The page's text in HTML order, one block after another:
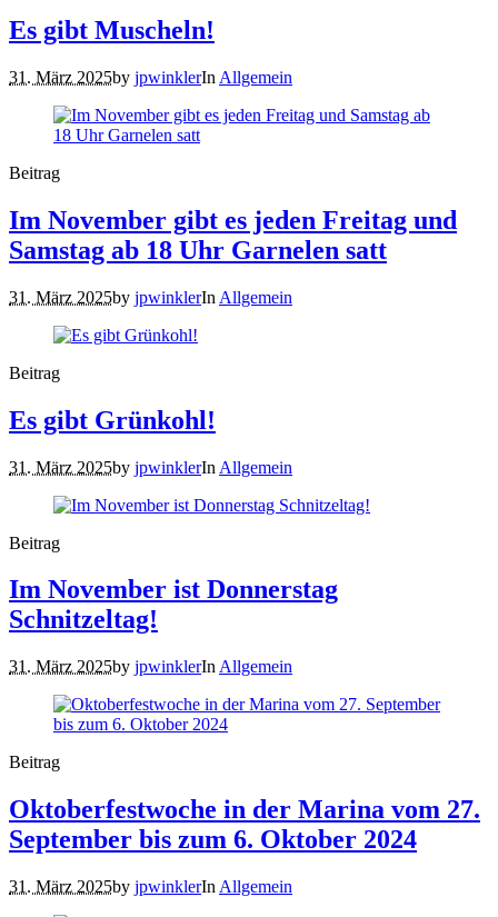
Es gibt Muscheln!
31. März 2025by jpwinklerIn Allgemein
Beitrag
Im November gibt es jeden Freitag und
Samstag ab 18 Uhr Garnelen satt
31. März 2025by jpwinklerIn Allgemein
Beitrag
Es gibt Grünkohl!
31. März 2025by jpwinklerIn Allgemein
Beitrag
Im November ist Donnerstag
Schnitzeltag!
31. März 2025by jpwinklerIn Allgemein
Beitrag
Oktoberfestwoche in der Marina vom 27.
September bis zum 6. Oktober 2024
31. März 2025by jpwinklerIn Allgemein